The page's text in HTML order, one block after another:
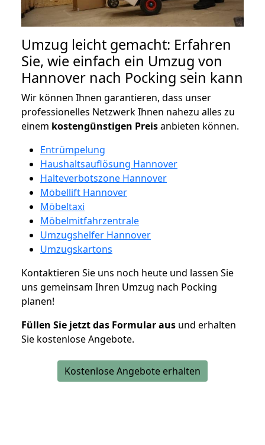
Umzug leicht gemacht: Erfahren
Sie, wie einfach ein Umzug von
Hannover nach Pocking sein kann
Wir können Ihnen garantieren, dass unser
professionelles Netzwerk Ihnen nahezu alles zu
einem kostengünstigen Preisanbieten können.
Entrümpelung
Haushaltsauflösung Hannover
Halteverbotszone Hannover
Möbellift Hannover
Möbeltaxi
Möbelmitfahrzentrale
Umzugshelfer Hannover
Umzugskartons
Kontaktieren Sie uns noch heute und lassen Sie
uns gemeinsam Ihren Umzug nach Pocking
planen!
Füllen Sie jetzt das Formular aus und erhalten
Sie kostenlose Angebote.
Kostenlose Angebote erhalten